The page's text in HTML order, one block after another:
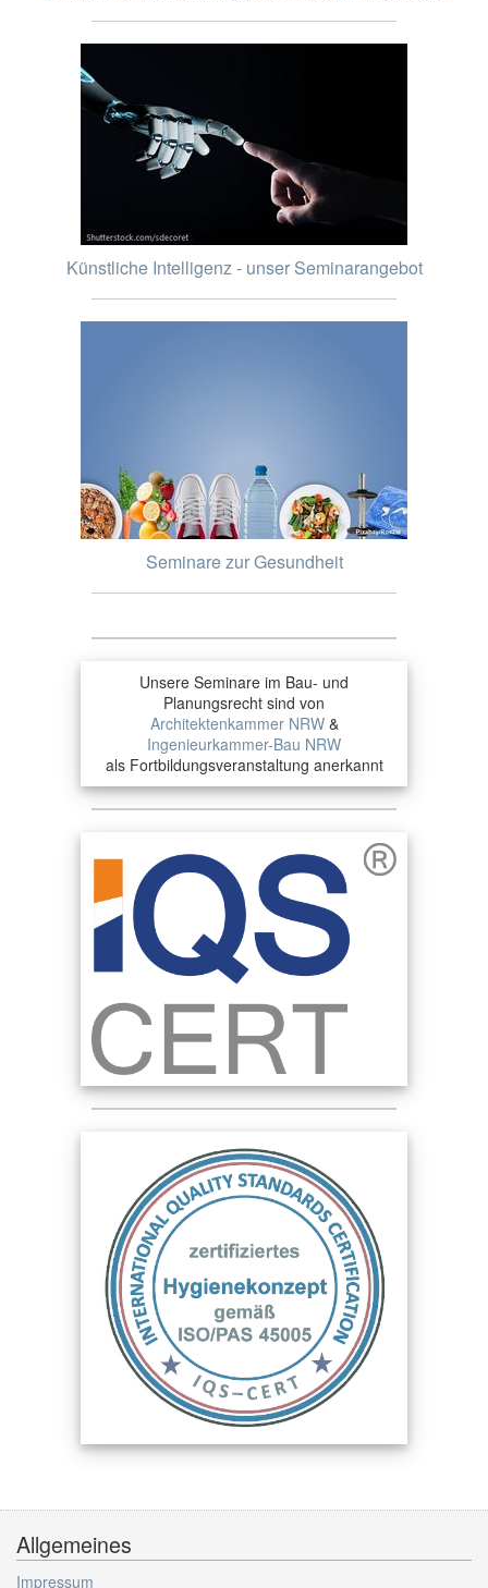
Künstliche Intelligenz - unser Seminarangebot
Seminare zur Gesundheit
Unsere Seminare im Bau- und
Planungsrecht sind von
Architektenkammer NRW&
Ingenieurkammer-Bau NRW
als Fortbildungsveranstaltung anerkannt
Allgemeines
Impressum